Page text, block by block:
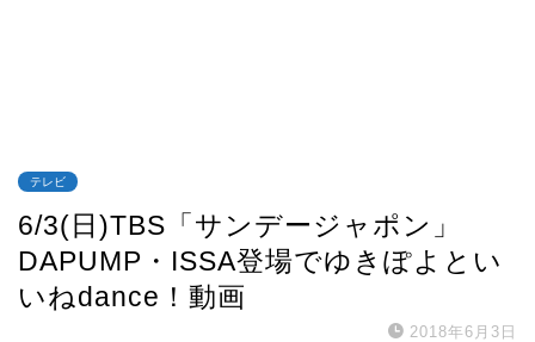
テレビ
6/3(日)TBS「サンデージャポン」
DAPUMP・ISSA登場でゆきぽよとい
いねdance！動画
2018年6月3日